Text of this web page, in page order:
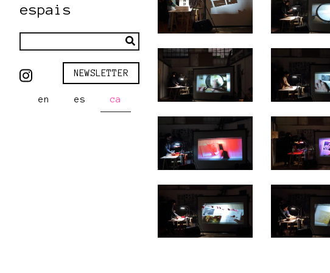
espais
NEWSLETTER
en es ca